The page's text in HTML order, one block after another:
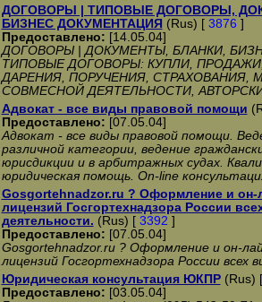
ДОГОВОРЫ | ТИПОВЫЕ ДОГОВОРЫ,
БИЗНЕС ДОКУМЕНТАЦИЯ (Rus) [ 3876 ]
Предоставлено: [14.05.04]
ДОГОВОРЫ | ДОКУМЕНТЫ, БЛАНКИ,
ТИПОВЫЕ ДОГОВОРЫ: КУПЛИ,
ДАРЕНИЯ, ПОРУЧЕНИЯ, СТРАХОВАНИЯ,
СОВМЕСНОЙ ДЕЯТЕЛЬНОСТИ,
Адвокат - все виды правовой помощи
Предоставлено: [07.05.04]
Адвокат - все виды правовой помощи.
различной категории, ведение
юрисдикции и в арбитражных судах.
юридическая помощь. On-line
Gosgortehnadzor.ru ? Оформление и он-
лицензий Госгортехнадзора России
деятельности. (Rus) [ 3392 ]
Предоставлено: [07.05.04]
Gosgortehnadzor.ru ? Оформление и он-
лицензий Госгортехнадзора России всех
Юридическая консультация ЮКПР(Rus)
Предоставлено: [03.05.04]